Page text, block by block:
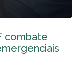
combate